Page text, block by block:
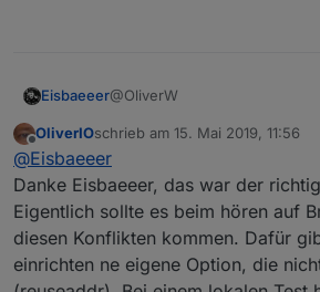
Eisbaeeer@OliverW
@OliverW sagte inNeuer
hast du nur eine
LMS-Server?
Jep, der läuft auf der gleichen
bringt mich gleich zu dem
Adapter den Port nutzen
host.NAS	2019-05-
Offline
OliverIOschrieb am 15. Mai 2019, 11:56
zuletzt editiert von
@Eisbaeeer
Danke Eisbaeeer, das war der
Eigentlich sollte es beim hören auf
diesen Konflikten kommen. Dafür
einrichten ne eigene Option, die